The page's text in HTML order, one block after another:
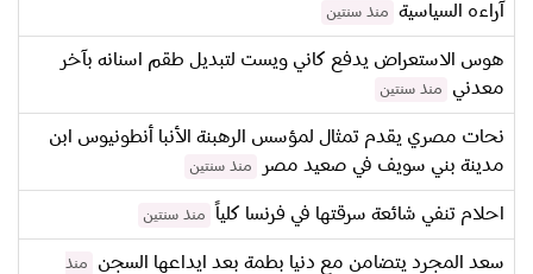
آراءه السياسية
منذ سنتين
هوس الاستعراض يدفع كاني ويست لتبديل طقم اسنانه بآخر
معدني
منذ سنتين
نحات مصري يقدم تمثال لمؤسس الرهبنة الأنبا أنطونيوس ابن
مدينة بني سويف في صعيد مصر
منذ سنتين
احلام تنفي شائعة سرقتها في فرنسا كلياً منذ سنتين
سعد المجرد يتضامن مع دنيا بطمة بعد ايداعها السجن
منذ